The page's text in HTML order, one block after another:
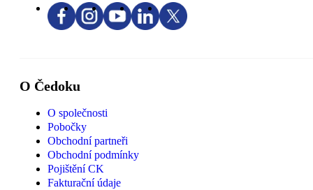
O Čedoku
O společnosti
Pobočky
Obchodní partneři
Obchodní podmínky
Pojištění CK
Fakturační údaje